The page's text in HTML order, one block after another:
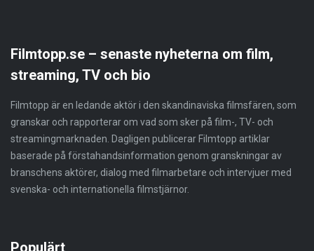
Filmtopp.se – senaste nyheterna om film,
streaming, TV och bio
Filmtopp är en ledande aktör i den skandinaviska filmsfären, som
granskar och rapporterar om vad som sker på film-, TV- och
streamingmarknaden. Dagligen publicerar Filmtopp artiklar
baserade på förstahandsinformation genom granskningar av
branschens aktörer, dialog med filmarbetare och intervjuer med
svenska- och internationella filmstjärnor.
Populärt